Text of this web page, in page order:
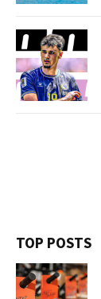
TOP POSTS